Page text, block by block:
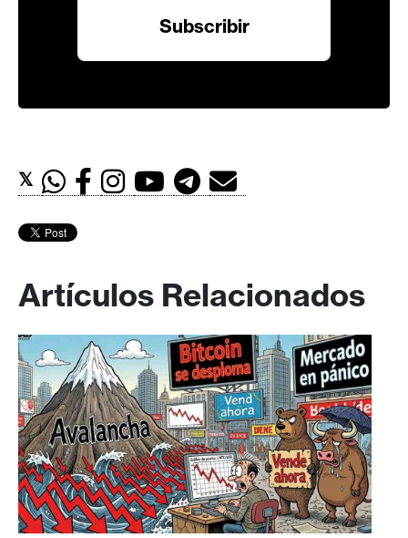
𝕏
Artículos Relacionados